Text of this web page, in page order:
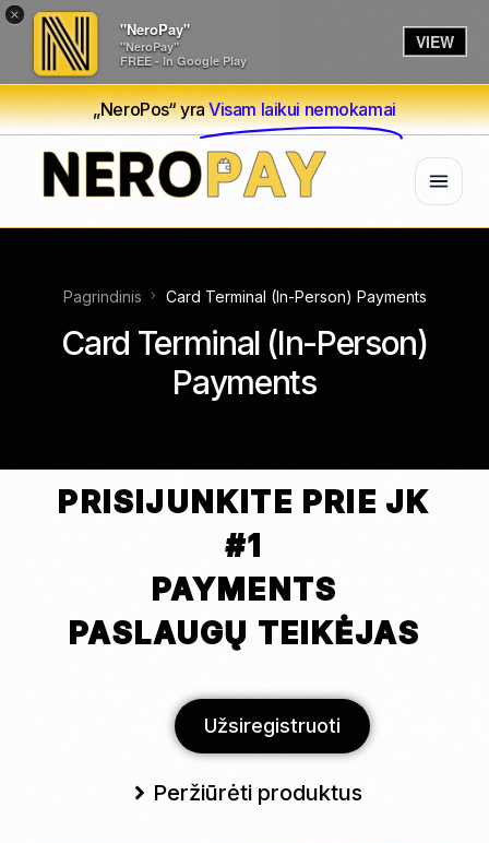
×
"NeroPay"
"NeroPay"
FREE - In Google Play
VIEW
„NeroPos“ yraVisam laikui nemokamai
Pagrindinis Card Terminal (In-Person) Payments
Card Terminal (In-Person)
Payments
PRISIJUNKITE PRIE JK
#1
PAYMENTS
PASLAUGŲ TEIKĖJAS
Užsiregistruoti
Peržiūrėti produktus